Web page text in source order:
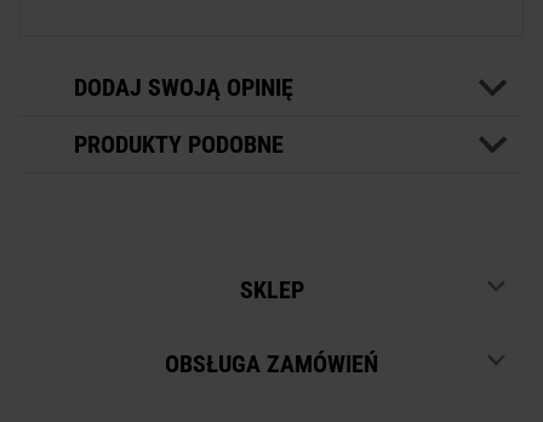
DODAJ SWOJĄ OPINIĘ
PRODUKTY PODOBNE
SKLEP
OBSŁUGA ZAMÓWIEŃ